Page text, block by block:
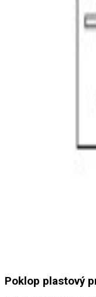
Poklop plastový